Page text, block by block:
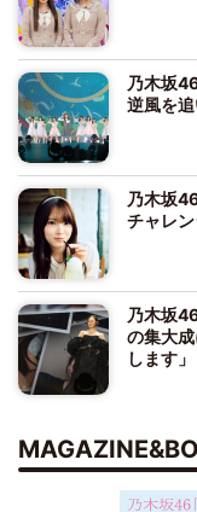
乃木坂
逆風を
乃木坂
チャレ
乃木坂
の集大
します」